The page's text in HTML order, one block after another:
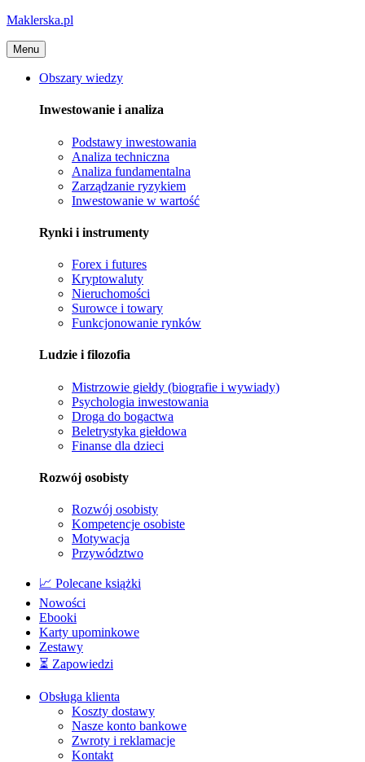
Maklerska.pl
Menu
Obszary wiedzy
Inwestowanie i analiza
Podstawy inwestowania
Analiza techniczna
Analiza fundamentalna
Zarządzanie ryzykiem
Inwestowanie w wartość
Rynki i instrumenty
Forex i futures
Kryptowaluty
Nieruchomości
Surowce i towary
Funkcjonowanie rynków
Ludzie i filozofia
Mistrzowie giełdy (biografie i wywiady)
Psychologia inwestowania
Droga do bogactwa
Beletrystyka giełdowa
Finanse dla dzieci
Rozwój osobisty
Rozwój osobisty
Kompetencje osobiste
Motywacja
Przywództwo
📈 Polecane książki
Nowości
Ebooki
Karty upominkowe
Zestawy
⏳ Zapowiedzi
Obsługa klienta
Koszty dostawy
Nasze konto bankowe
Zwroty i reklamacje
Kontakt